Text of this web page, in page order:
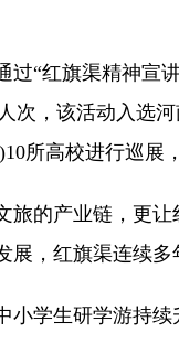
红旗渠精神宣
次，该活动入选
所高校进行巡展
产业链，更让
，红旗渠连续多
生研学游持续